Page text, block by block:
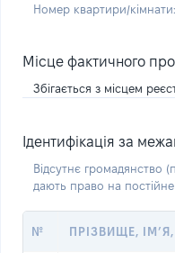
Номер квартири/кімнати:
Місце фактичного
Збігається з місцем
Ідентифікація за
Відсутнє громадянство
дають право на
№ ПРІЗВИЩЕ,